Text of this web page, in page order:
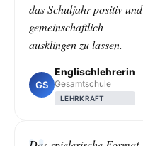
das Schuljahr positiv und
gemeinschaftlich
ausklingen zu lassen.
GS
Englischlehrerin
Gesamtschule
LEHRKRAFT